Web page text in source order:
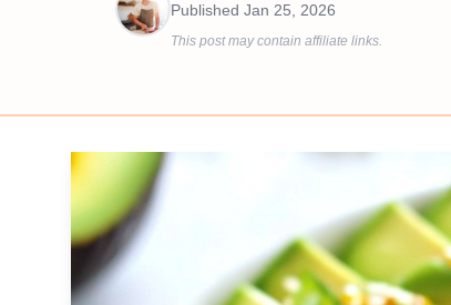
Published Jan 25, 2026
This post may contain affiliate links.